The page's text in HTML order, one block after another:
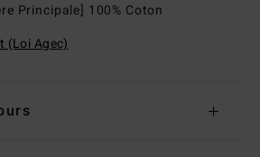
Principale] 100% Coton
(Loi Agec)